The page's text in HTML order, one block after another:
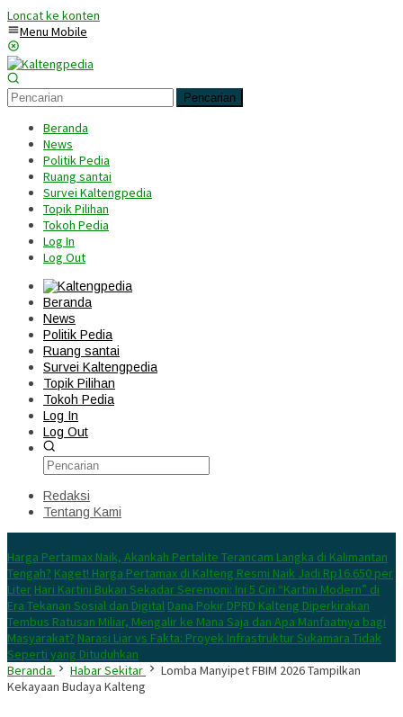
Loncat ke konten
Menu Mobile
Pencarian
Beranda
News
Politik Pedia
Ruang santai
Survei Kaltengpedia
Topik Pilihan
Tokoh Pedia
Log In
Log Out
Beranda
News
Politik Pedia
Ruang santai
Survei Kaltengpedia
Topik Pilihan
Tokoh Pedia
Log In
Log Out
Redaksi
Tentang Kami
Harga Pertamax Naik, Akankah Pertalite Terancam Langka di Kalimantan
Tengah? Kaget! Harga Pertamax di Kalteng Resmi Naik Jadi Rp16.650 per
Liter Hari Kartini Bukan Sekadar Seremoni: Ini 5 Ciri “Kartini Modern” di
Era Tekanan Sosial dan Digital Dana Pokir DPRD Kalteng Diperkirakan
Tembus Ratusan Miliar, Mengalir ke Mana Saja dan Apa Manfaatnya bagi
Masyarakat? Narasi Liar vs Fakta: Proyek Infrastruktur Sukamara Tidak
Seperti yang Dituduhkan
Beranda
Habar Sekitar
Lomba Manyipet FBIM 2026 Tampilkan
Kekayaan Budaya Kalteng